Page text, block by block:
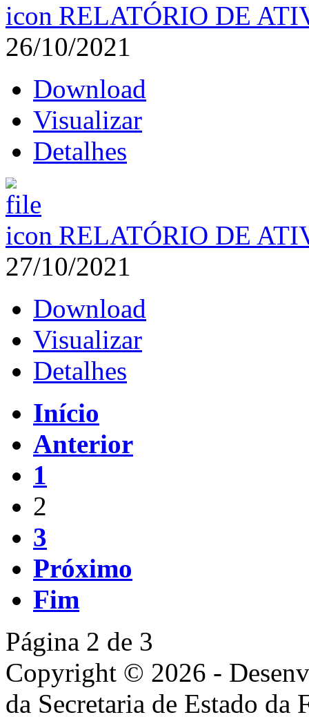
RELATÓRIO DE
26/10/2021
Download
Visualizar
Detalhes
RELATÓRIO DE
27/10/2021
Download
Visualizar
Detalhes
Início
Anterior
1
2
3
Próximo
Fim
Página 2 de 3
Copyright © 2026 -
da Secretaria de Estado da